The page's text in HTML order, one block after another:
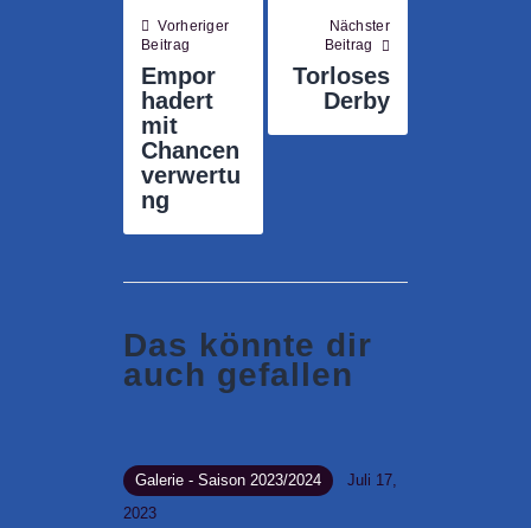
Vorheriger
Beitrag
Empor
hadert
mit
Chancen
verwertu
ng
Nächster
Beitrag
Torloses
Derby
Das könnte dir
auch gefallen
Galerie - Saison 2023/2024
Juli 17,
2023